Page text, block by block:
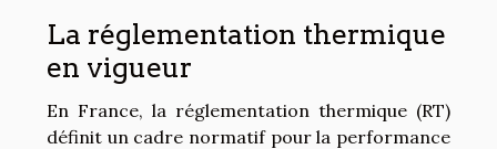
La réglementation thermique
en vigueur
En France, la réglementation thermique (RT)
définit un cadre normatif pour la performance